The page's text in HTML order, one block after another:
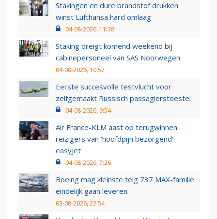
Stakingen en dure brandstof drukken
winst Lufthansa hard omlaag
04-08-2026, 11:38
Staking dreigt komend weekend bij
cabinepersoneel van SAS Noorwegen
04-08-2026, 10:57
Eerste succesvolle testvlucht voor
zelfgemaakt Russisch passagierstoestel
04-08-2026, 9:54
Air France-KLM aast op terugwinnen
reizigers van ‘hoofdpijn bezorgend’
easyJet
04-08-2026, 7:26
Boeing mag kleinste telg 737 MAX-familie
eindelijk gaan leveren
03-08-2026, 22:54